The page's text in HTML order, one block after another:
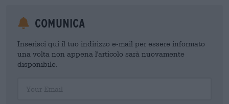
Comunica
Inserisci qui il tuo indirizzo e-mail per essere informato
una volta non appena l'articolo sarà nuovamente
disponibile.